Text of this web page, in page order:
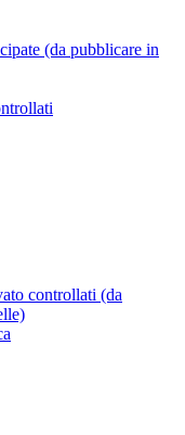
(da pubblicare in
controllati (da